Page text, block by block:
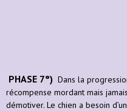
PHASE 7°) Dans la
récompense mordant mais
démotiver. Le chien a besoin